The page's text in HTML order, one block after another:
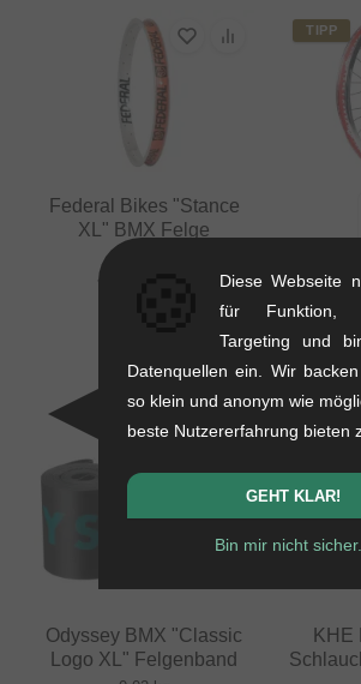
Federal Bikes "Stance
XL" BMX Felge
TIPP
ab
Odyssey BMX "Classic
Logo XL" Felgenband
KHE
Diese Webseite
für Funktion,
Targeting und
Datenquellen ein. Wir
so klein und anonym wie
beste Nutzererfahrung bieten
GEHT KLAR!
Bin mir nicht sicher...